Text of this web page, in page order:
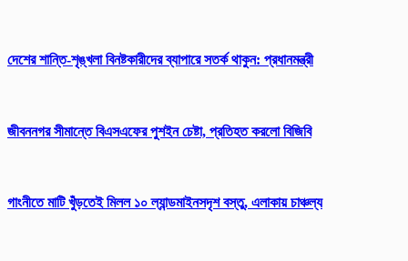
দেশের শান্তি-শৃঙ্খলা বিনষ্টকারীদের ব্যাপারে সতর্ক থাকুন: প্রধানমন্ত্রী
জীবননগর সীমান্তে বিএসএফের পুশইন চেষ্টা, প্রতিহত করলো বিজিবি
গাংনীতে মাটি খুঁড়তেই মিলল ১০ ল্যান্ডমাইনসদৃশ বস্তু, এলাকায় চাঞ্চল্য